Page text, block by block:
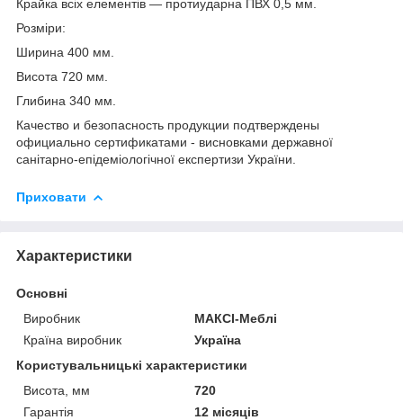
Крайка всіх елементів — протиударна ПВХ 0,5 мм.
Розміри:
Ширина 400 мм.
Висота 720 мм.
Глибина 340 мм.
Качество и безопасность продукции подтверждены
официально сертификатами - висновками державної
санітарно-епідеміологічної експертизи України.
Приховати
Характеристики
Основні
Виробник
МАКСІ-Меблі
Країна виробник
Україна
Користувальницькі характеристики
Висота, мм
720
Гарантія
12 місяців